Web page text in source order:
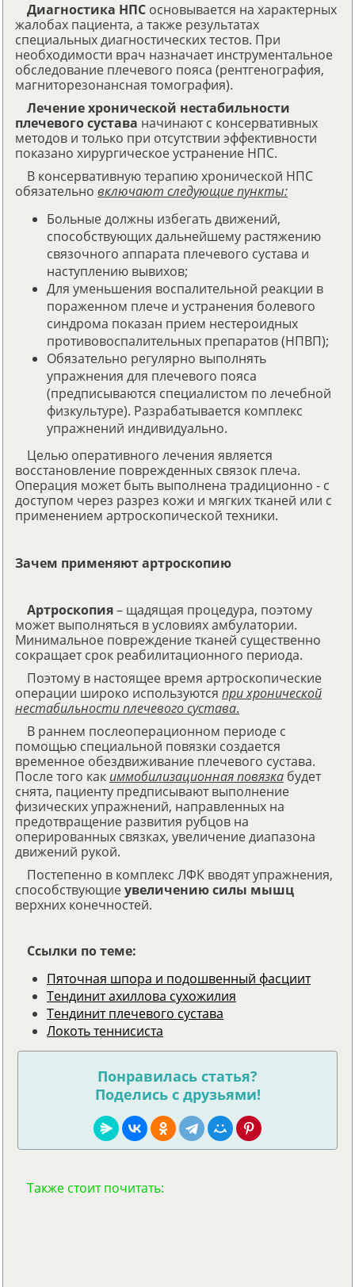
Диагностика НПС основывается на характерных
жалобах пациента, а также результатах
специальных диагностических тестов. При
необходимости врач назначает инструментальное
обследование плечевого пояса (рентгенография,
магниторезонансная томография).
Лечение хронической нестабильности
плечевого сустава начинают с консервативных
методов и только при отсутствии эффективности
показано хирургическое устранение НПС.
В консервативную терапию хронической НПС
обязательно включают следующие пункты:
Больные должны избегать движений,
способствующих дальнейшему растяжению
связочного аппарата плечевого сустава и
наступлению вывихов;
Для уменьшения воспалительной реакции в
пораженном плече и устранения болевого
синдрома показан прием нестероидных
противовоспалительных препаратов (НПВП);
Обязательно регулярно выполнять
упражнения для плечевого пояса
(предписываются специалистом по лечебной
физкультуре). Разрабатывается комплекс
упражнений индивидуально.
Целью оперативного лечения является
восстановление поврежденных связок плеча.
Операция может быть выполнена традиционно - с
доступом через разрез кожи и мягких тканей или с
применением артроскопической техники.
Зачем применяют артроскопию
Артроскопия– щадящая процедура, поэтому
может выполняться в условиях амбулатории.
Минимальное повреждение тканей существенно
сокращает срок реабилитационного периода.
Поэтому в настоящее время артроскопические
операции широко используются при хронической
нестабильности плечевого сустава.
В раннем послеоперационном периоде с
помощью специальной повязки создается
временное обездвиживание плечевого сустава.
После того как иммобилизационная повязка будет
снята, пациенту предписывают выполнение
физических упражнений, направленных на
предотвращение развития рубцов на
оперированных связках, увеличение диапазона
движений рукой.
Постепенно в комплекс ЛФК вводят упражнения,
способствующиеувеличению силы мышц
верхних конечностей.
Ссылки по теме:
Пяточная шпора и подошвенный фасциит
Тендинит ахиллова сухожилия
Тендинит плечевого сустава
Локоть теннисиста
Понравилась статья?
Поделись с друзьями!
Также стоит почитать: